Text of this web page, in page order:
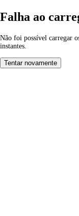
Falha ao
Não foi possível carregar
instantes.
Tentar novamente